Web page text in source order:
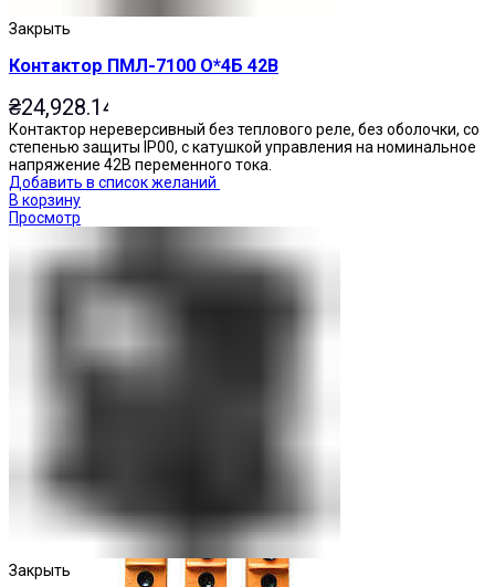
Закрыть
Контактор ПМЛ-7100 О*4Б 42В
₴24,928.14
Контактор нереверсивный без теплового реле, без оболочки, со
степенью защиты IP00, с катушкой управления на номинальное
напряжение 42В переменного тока.
Добавить в список желаний
В корзину
Просмотр
Закрыть